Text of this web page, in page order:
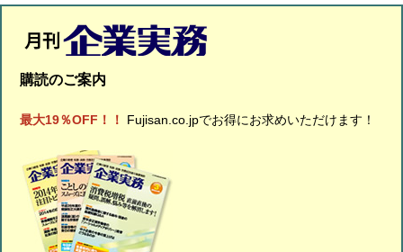
購読のご案内
最大19％OFF！！ Fujisan.co.jpでお得にお求めいただけます！